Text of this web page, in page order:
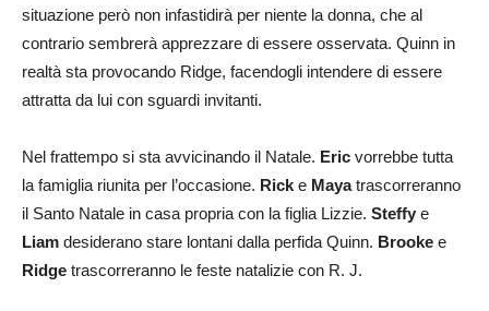
situazione però non infastidirà per niente la donna, che al
contrario sembrerà apprezzare di essere osservata. Quinn in
realtà sta provocando Ridge, facendogli intendere di essere
attratta da lui con sguardi invitanti.
Nel frattempo si sta avvicinando il Natale. Eric vorrebbe tutta
la famiglia riunita per l’occasione. Rick e Mayatrascorreranno
il Santo Natale in casa propria con la figlia Lizzie. Steffy e
Liam desiderano stare lontani dalla perfida Quinn. Brooke e
Ridge trascorreranno le feste natalizie con R. J.